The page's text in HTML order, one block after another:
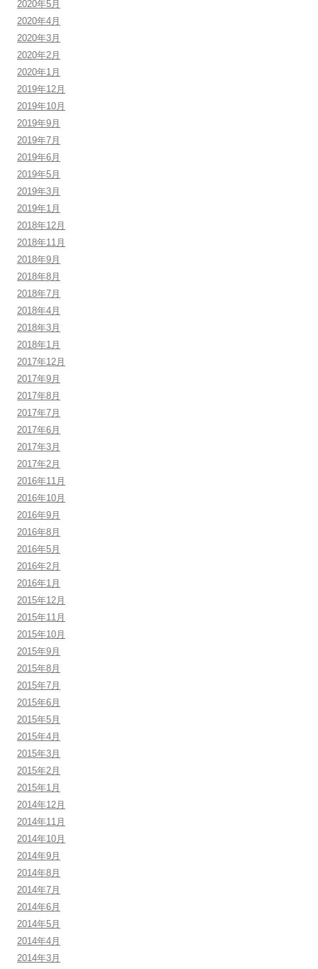
2020年5月
2020年4月
2020年3月
2020年2月
2020年1月
2019年12月
2019年10月
2019年9月
2019年7月
2019年6月
2019年5月
2019年3月
2019年1月
2018年12月
2018年11月
2018年9月
2018年8月
2018年7月
2018年4月
2018年3月
2018年1月
2017年12月
2017年9月
2017年8月
2017年7月
2017年6月
2017年3月
2017年2月
2016年11月
2016年10月
2016年9月
2016年8月
2016年5月
2016年2月
2016年1月
2015年12月
2015年11月
2015年10月
2015年9月
2015年8月
2015年7月
2015年6月
2015年5月
2015年4月
2015年3月
2015年2月
2015年1月
2014年12月
2014年11月
2014年10月
2014年9月
2014年8月
2014年7月
2014年6月
2014年5月
2014年4月
2014年3月